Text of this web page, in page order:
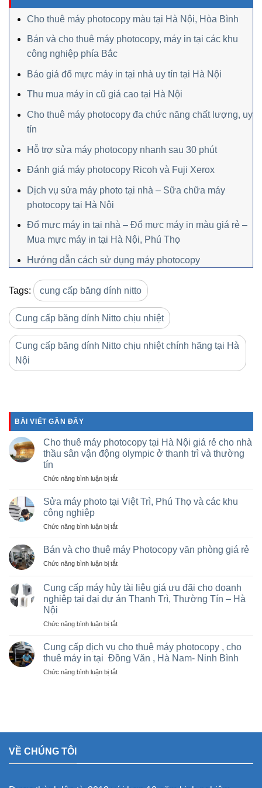
Cho thuê máy photocopy màu tại Hà Nội, Hòa Bình
Bán và cho thuê máy photocopy, máy in tại các khu
công nghiệp phía Bắc
Báo giá đổ mực máy in tại nhà uy tín tại Hà Nội
Thu mua máy in cũ giá cao tại Hà Nội
Cho thuê máy photocopy đa chức năng chất lượng, uy
tín
Hỗ trợ sửa máy photocopy nhanh sau 30 phút
Đánh giá máy photocopy Ricoh và Fuji Xerox
Dịch vụ sửa máy photo tại nhà – Sữa chữa máy
photocopy tại Hà Nội
Đổ mực máy in tại nhà – Đổ mực máy in màu giá rẻ –
Mua mực máy in tại Hà Nội, Phú Thọ
Hướng dẫn cách sử dụng máy photocopy
Tags: cung cấp băng dính nitto
Cung cấp băng dính Nitto chịu nhiệt
Cung cấp băng dính Nitto chịu nhiệt chính hãng tại Hà
Nội
BÀI VIẾT GẦN ĐÂY
Cho thuê máy photocopy tại Hà Nội giá rẻ cho nhà
thầu sân vận động olympic ở thanh trì và thường
tín
Chức năng bình luận bị tắtở
thuê
tại
Nội
rẻ
nhà
thầu
động
ở
thanh
Sửa máy photo tại Việt Trì, Phú Thọ và các khu
công nghiệp
Chức năng bình luận bị tắtở
máy
photo
tại
Trì,
Phú
các
công
nghiệp
Bán và cho thuê máy Photocopy văn phòng giá rẻ
Chức năng bình luận bị tắtở
cho
thuê
Photocopy
phòng
giá
rẻ
Cung cấp máy hủy tài liệu giá ưu đãi cho doanh
nghiệp tại đại dự án Thanh Trì, Thường Tín – Hà
Nội
Chức năng bình luận bị tắtở
cấp
máy
hủy
tài
doanh
đại
Cung cấp dịch vụ cho thuê máy photocopy , cho
thuê máy in tại Đồng Văn , Hà Nam- Ninh Bình
Chức năng bình luận bị tắtở
thuê
VỀ CHÚNG TÔI